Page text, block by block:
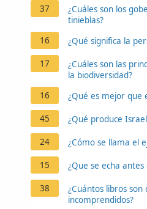
37
¿Cuáles son los
tinieblas?
16
¿Qué significa la
17
¿Cuáles son las
la biodiversidad?
16
¿Qué es mejor que
45 ¿Qué produce
24 ¿Cómo se llama el
15 ¿Que se echa
38
¿Cuántos libros son
incomprendidos?